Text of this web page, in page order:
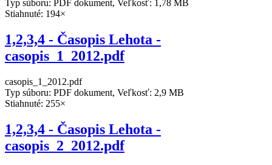
Typ súboru: PDF dokument, Veľkosť: 1,78 MB
Stiahnuté: 194×
1,2,3,4 - Časopis Lehota -
casopis_1_2012.pdf
casopis_1_2012.pdf
Typ súboru: PDF dokument, Veľkosť: 2,9 MB
Stiahnuté: 255×
1,2,3,4 - Časopis Lehota -
casopis_2_2012.pdf